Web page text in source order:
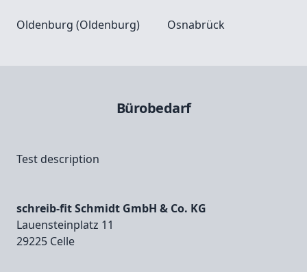
Oldenburg (Oldenburg) Osnabrück
Bürobedarf
Test description
schreib-fit Schmidt GmbH & Co. KG
Lauensteinplatz 11
29225 Celle